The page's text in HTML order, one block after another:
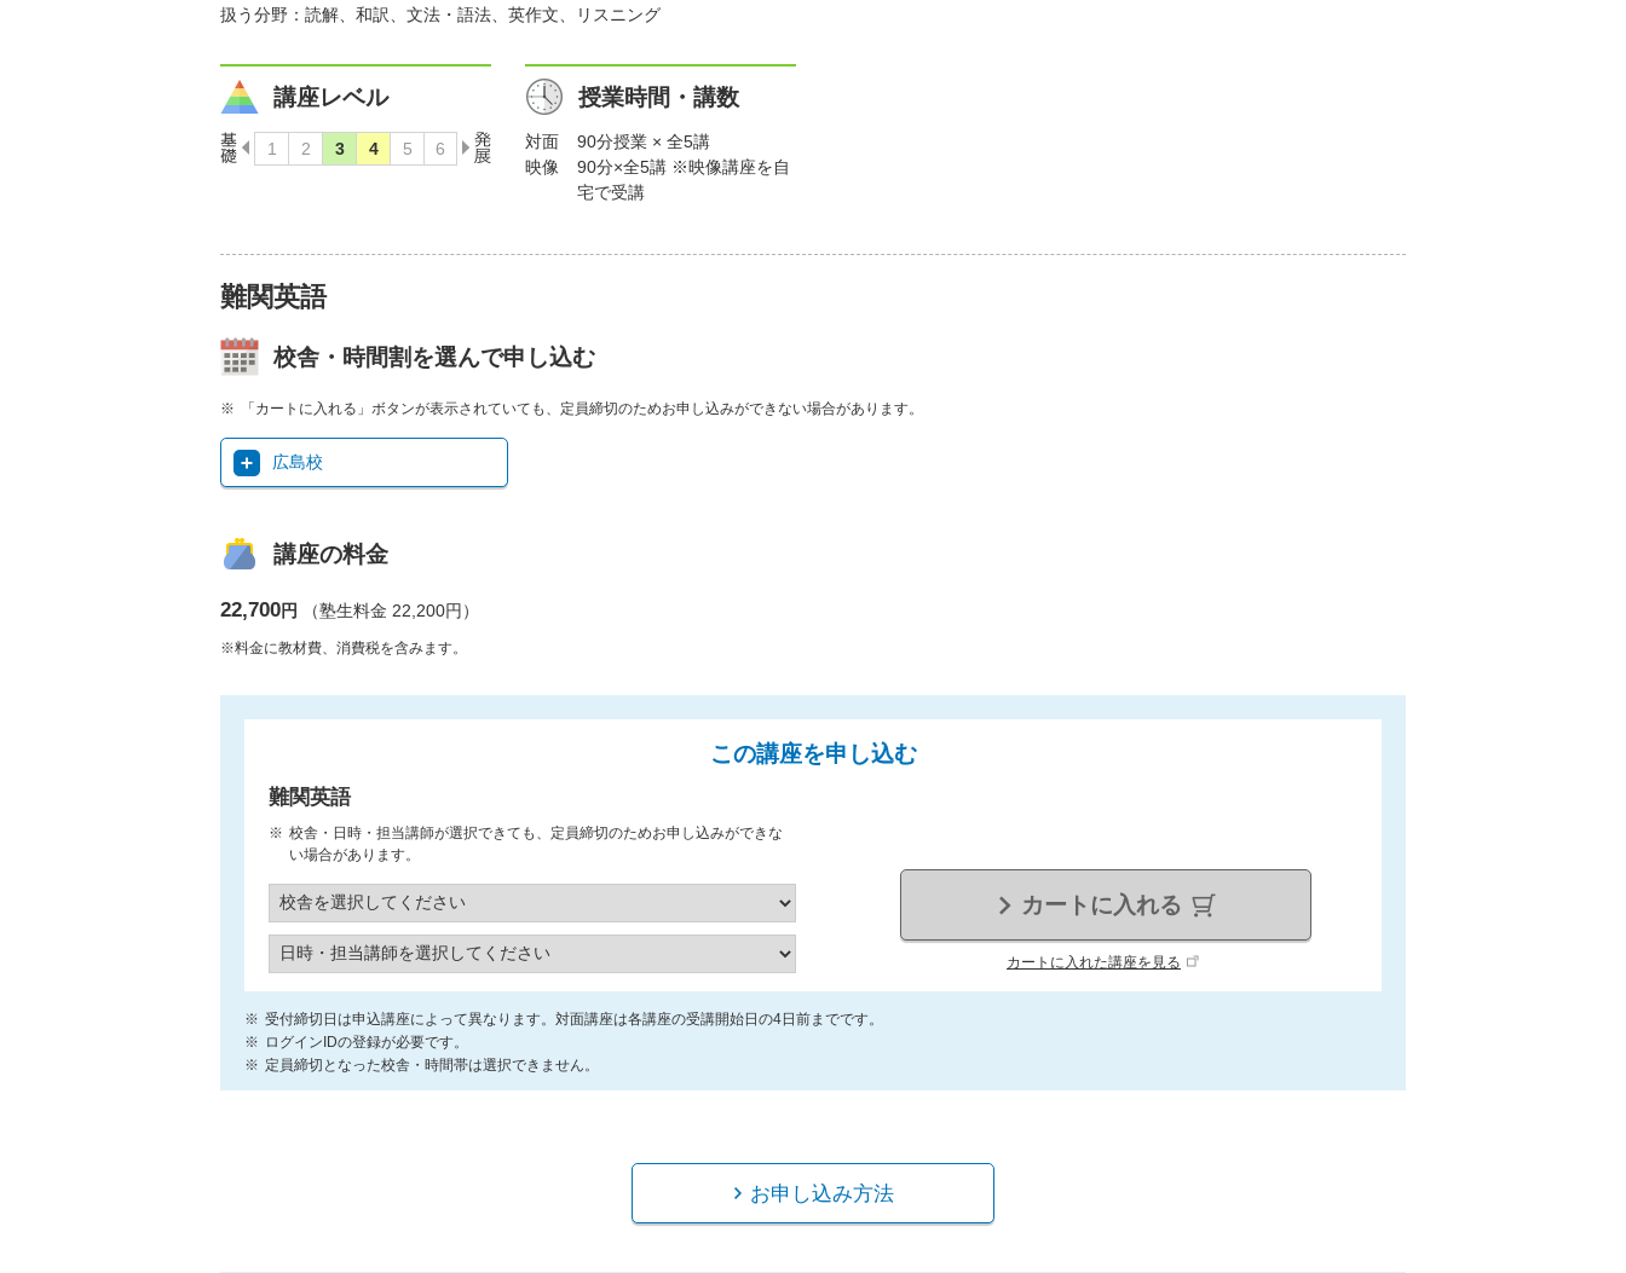
扱う分野：読解、和訳、文法・語法、英作文、リスニング
講座レベル 授業時間・講数
対面
90分授業 × 全5講
映像
90分×全5講 ※映像講座を自
宅で受講
難関英語
校舎・時間割を選んで申し込む
「カートに入れる」ボタンが表示されていても、定員締切のためお申し込みができない場合があります。
広島校
講座の料金
22,700円 （塾生料金 22,200円）
※料金に教材費、消費税を含みます。
この講座を申し込む
難関英語
校舎・日時・担当講師が選択できても、定員締切のためお申し込みができな
い場合があります。
カートに入れる
カートに入れた講座を見る
受付締切日は申込講座によって異なります。対面講座は各講座の受講開始日の4日前までです。
ログインIDの登録が必要です。
定員締切となった校舎・時間帯は選択できません。
お申し込み方法